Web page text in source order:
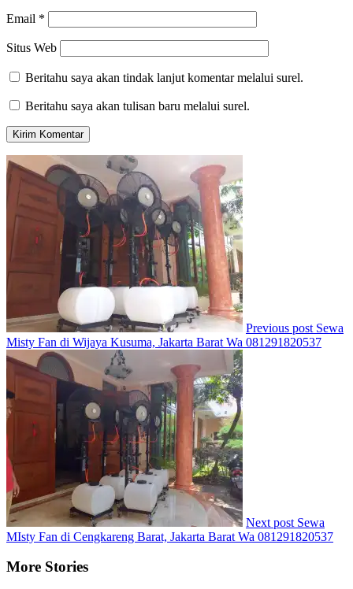
Email *
Situs Web
Beritahu saya akan tindak lanjut komentar melalui surel.
Beritahu saya akan tulisan baru melalui surel.
Previous post Sewa
Misty Fan di Wijaya Kusuma, Jakarta Barat Wa 081291820537
Next post Sewa
MIsty Fan di Cengkareng Barat, Jakarta Barat Wa 081291820537
More Stories